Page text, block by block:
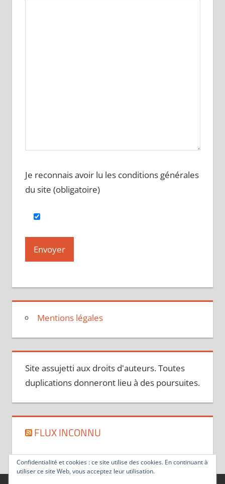
Je reconnais avoir lu les conditions générales
du site (obligatoire)
Mentions légales
Site assujetti aux droits d'auteurs. Toutes
duplications donneront lieu à des poursuites.
FLUX INCONNU
Confidentialité et cookies : ce site utilise des cookies. En continuant à
utiliser ce site Web, vous acceptez leur utilisation.